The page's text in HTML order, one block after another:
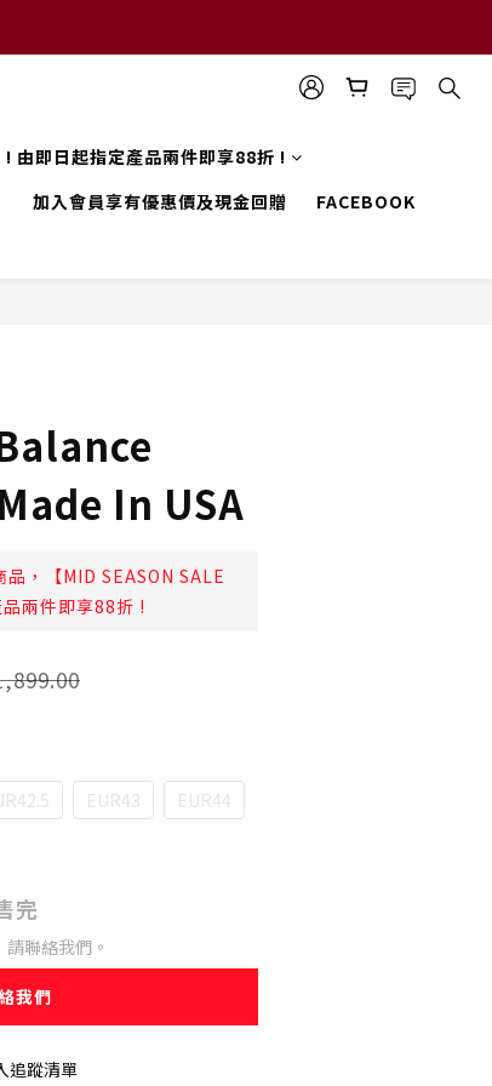
! 由即日起指定產品兩件即享88折 !
加入會員享有優惠價及現金回贈
FACEBOOK
In USA
品，【MID SEASON SALE
兩件即享88折 !
EUR43
EUR44
完
聯絡我們。
我們
追蹤清單